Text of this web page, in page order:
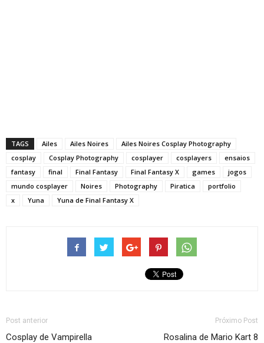
TAGS Ailes Ailes Noires
Ailes Noires Cosplay Photography
cosplay
Cosplay Photography cosplayer cosplayers
ensaios
fantasy
final Final Fantasy Final Fantasy X games
jogos
mundo cosplayer
Noires Photography Piratica
portfolio
x
Yuna Yuna de Final Fantasy X
Post anterior
Cosplay de Vampirella
Próximo Post
Rosalina de Mario Kart 8